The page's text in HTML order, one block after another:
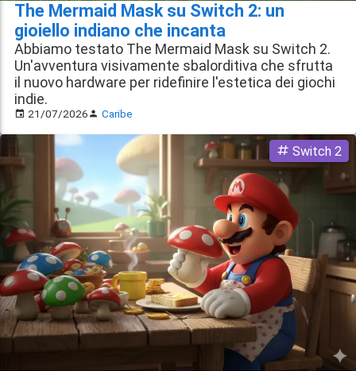
The Mermaid Mask su Switch 2: un
gioiello indiano che incanta
Abbiamo testato The Mermaid Mask su Switch 2.
Un'avventura visivamente sbalorditiva che sfrutta
il nuovo hardware per ridefinire l'estetica dei giochi
indie.
21/07/2026 Caribe
Switch 2